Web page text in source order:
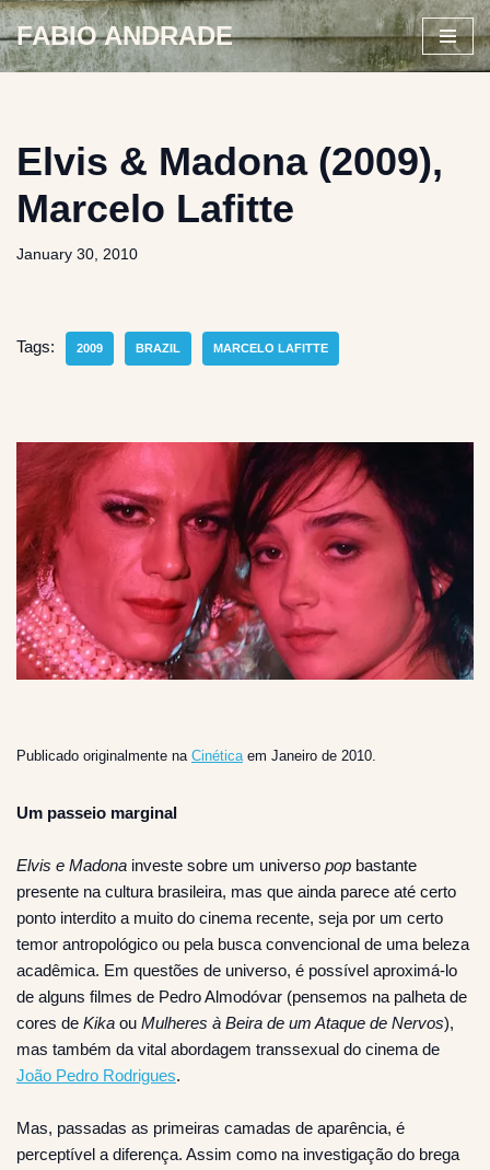
Skip
FABIO ANDRADE
Elvis & Madona (2009),
Marcelo Lafitte
January 30, 2010
Tags: 2009 BRAZIL MARCELO LAFITTE
Publicado originalmente na Cinéticaem Janeiro de 2010.
Um passeio marginal
Elvis e Madona investe sobre um universo pop bastante
presente na cultura brasileira, mas que ainda parece até certo
ponto interdito a muito do cinema recente, seja por um certo
temor antropológico ou pela busca convencional de uma beleza
acadêmica. Em questões de universo, é possível aproximá-lo
de alguns filmes de Pedro Almodóvar (pensemos na palheta de
cores de Kika ou Mulheres à Beira de um Ataque de Nervos),
mas também da vital abordagem transsexual do cinema de
João Pedro Rodrigues.
Mas, passadas as primeiras camadas de aparência, é
perceptível a diferença. Assim como na investigação do brega